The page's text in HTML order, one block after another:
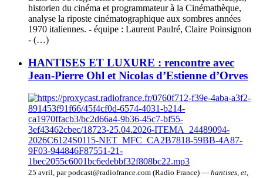
historien du cinéma et programmateur à la Cinémathèque,
analyse la riposte cinématographique aux sombres années
1970 italiennes. - équipe : Laurent Paulré, Claire Poinsignon
- (…)
HANTISES ET LUXURE : rencontre avec
Jean-Pierre Ohl et Nicolas d’Estienne d’Orves
25 avril, par podcast@radiofrance.com (Radio France) — hantises, et,